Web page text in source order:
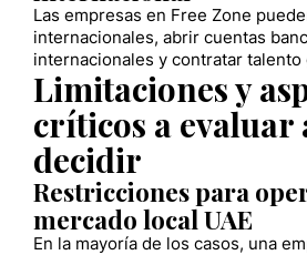
Las empresas en Free Zone
internacionales, abrir cuentas
internacionales y contratar talento
Limitaciones y
críticos a evaluar
decidir
Restricciones para
mercado local UAE
En la mayoría de los casos, una